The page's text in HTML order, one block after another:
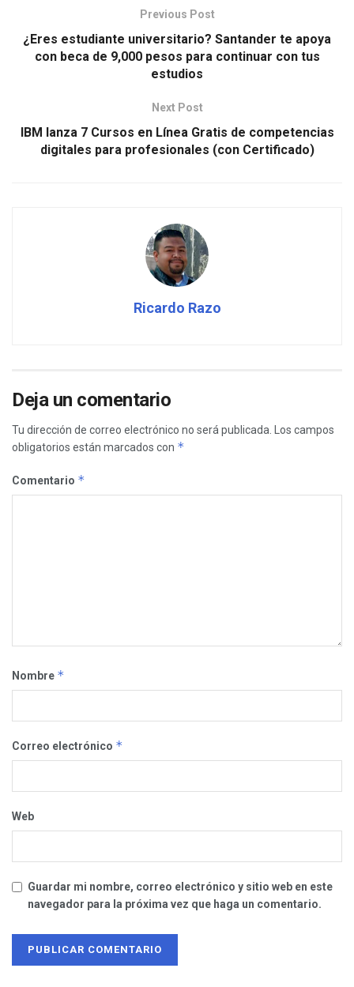
Previous Post
¿Eres estudiante universitario? Santander te apoya
con beca de 9,000 pesos para continuar con tus
estudios
Next Post
IBM lanza 7 Cursos en Línea Gratis de competencias
digitales para profesionales (con Certificado)
Ricardo Razo
Deja un comentario
Tu dirección de correo electrónico no será publicada. Los campos
obligatorios están marcados con *
Comentario *
Nombre *
Correo electrónico *
Web
Guardar mi nombre, correo electrónico y sitio web en este
navegador para la próxima vez que haga un comentario.